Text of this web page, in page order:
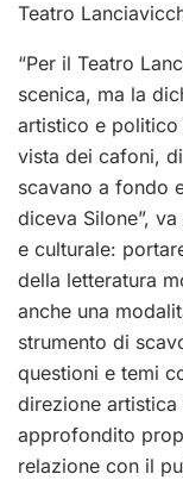
Teatro
“Per il Teatro
scenica, ma la
artistico e politico
vista dei cafoni,
scavano a fondo
diceva Silone”,
e culturale:
della letteratura
anche una
strumento di
questioni e temi
direzione artistica
approfondito
relazione con il